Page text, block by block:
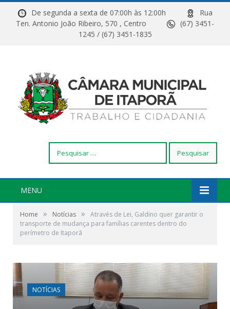
De segunda a sexta de 07:00h às 12:00h
Rua
Ten. Antonio João Ribeiro, 570 , Centro
(67) 3451-
1245 / (67) 3451-1835
por:
MENU
Home » Notícias »
Através de Lei, Galdino quer garantir o
transporte de mudança para famílias carentes dentro do
perímetro de Itaporã
NOTÍCIAS